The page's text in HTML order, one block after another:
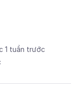
1 tuần trước